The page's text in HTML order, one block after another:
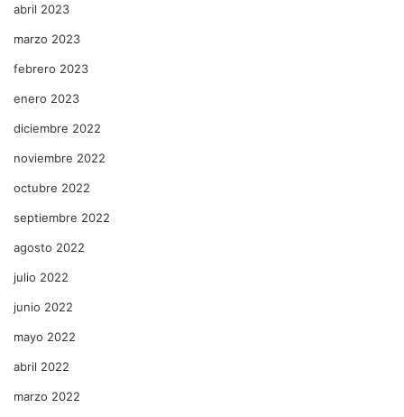
abril 2023
marzo 2023
febrero 2023
enero 2023
diciembre 2022
noviembre 2022
octubre 2022
septiembre 2022
agosto 2022
julio 2022
junio 2022
mayo 2022
abril 2022
marzo 2022